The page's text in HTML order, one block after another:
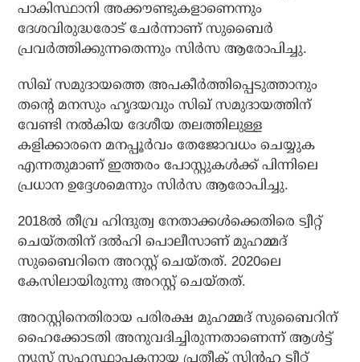
പാകിസ്ഥാനി അക്കൗണ്ടുകളാണെന്നും
ദേശവിരുദ്ധരോട് ചേര്‍ന്നാണ് സുബൈര്‍
പ്രവര്‍ത്തിക്കുന്നതെന്നും സിര്‍സ ആരോപിച്ചു.
സിഖ് സമുദായത്തെ അപകീര്‍ത്തിപ്പെടുത്താനും
തന്റെ മനസും ഹൃദയവും സിഖ് സമുദായത്തിന്
വേണ്ടി നല്‍കിയ ദേശീയ തലത്തിലുള്ള
കളിക്കാരനെ മനപ്പൂര്‍വം തേജോവധം ചെയ്യുക
എന്നതുമാണ് ഇത്തരം പോസ്റ്റുകള്‍ക്ക് പിന്നിലെ
പ്രധാന ഉദ്ദേശമെന്നും സിര്‍സ ആരോപിച്ചു.
2018ല്‍ തീവ്ര ഹിന്ദുത്വ നേതാക്കള്‍ക്കെതിരെ ട്വീറ്റ്
ചെയ്തതിന് ദല്‍ഹി പൊലീസാണ് മുഹമ്മദ്
സുബൈറിനെ അറസ്റ്റ് ചെയ്തത്. 2020ലെ
കേസിലായിരുന്നു അറസ്റ്റ് ചെയ്തത്.
അറസ്റ്റിനെതിരായ പരിരക്ഷ മുഹമ്മദ് സുബൈറിന്
ഹൈക്കോടതി അനുവദിച്ചിരുന്നതാണെന്ന് ആള്‍ട്ട്
ന്യൂസ് സഹസ്ഥാപകനായ പ്രതീക് സിന്‍ഹ ട്വീറ്റ്